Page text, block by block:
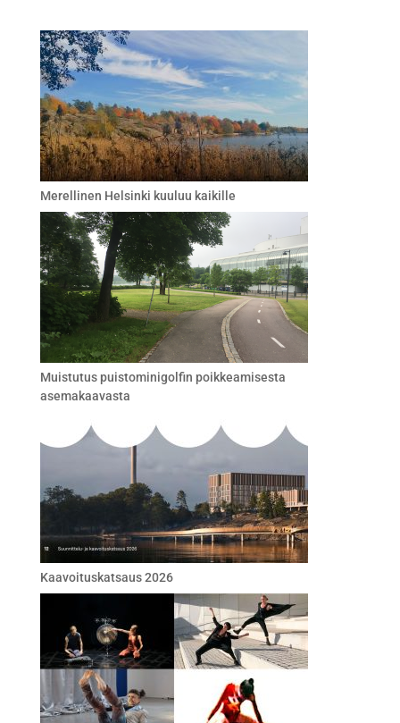
Merellinen Helsinki kuuluu kaikille
Muistutus puistominigolfin poikkeamisesta
asemakaavasta
Kaavoituskatsaus 2026